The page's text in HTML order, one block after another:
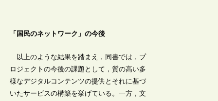
「国民のネットワーク」の今後
以上のような結果を踏まえ，同書では，プ
ロジェクトの今後の課題として，質の高い多
様なデジタルコンテンツの提供とそれに基づ
いたサービスの構築を挙げている。一方，文